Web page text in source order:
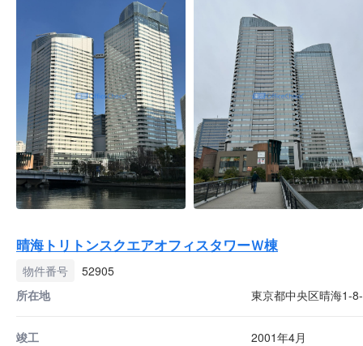
晴海トリトンスクエアオフィスタワーＷ棟
物件番号
52905
所在地
東京都中央区晴海1-
竣工 2001年4月